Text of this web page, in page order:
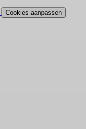
Cookies aanpassen